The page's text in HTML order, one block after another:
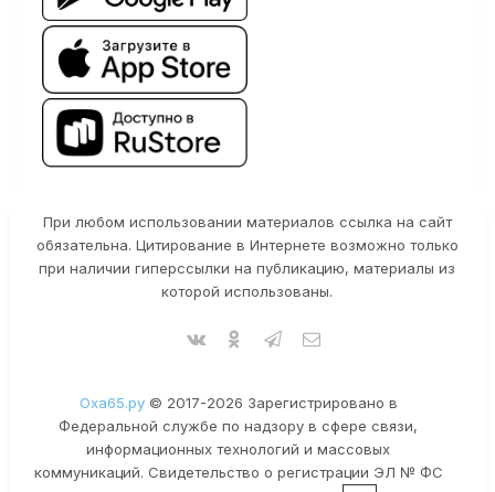
При любом использовании материалов ссылка на сайт
обязательна. Цитирование в Интернете возможно только
при наличии гиперссылки на публикацию, материалы из
которой использованы.
Оха65.ру© 2017-2026 Зарегистрировано в
Федеральной службе по надзору в сфере связи,
информационных технологий и массовых
коммуникаций. Свидетельство о регистрации ЭЛ № ФС